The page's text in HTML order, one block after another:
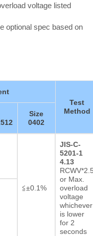
voltage listed
optional spec based on
Test
Method
Size
0402
≦±0.1%
JIS-C-
5201-1
4.13
or Max.
overload
voltage
whichever
is lower
for 2
seconds